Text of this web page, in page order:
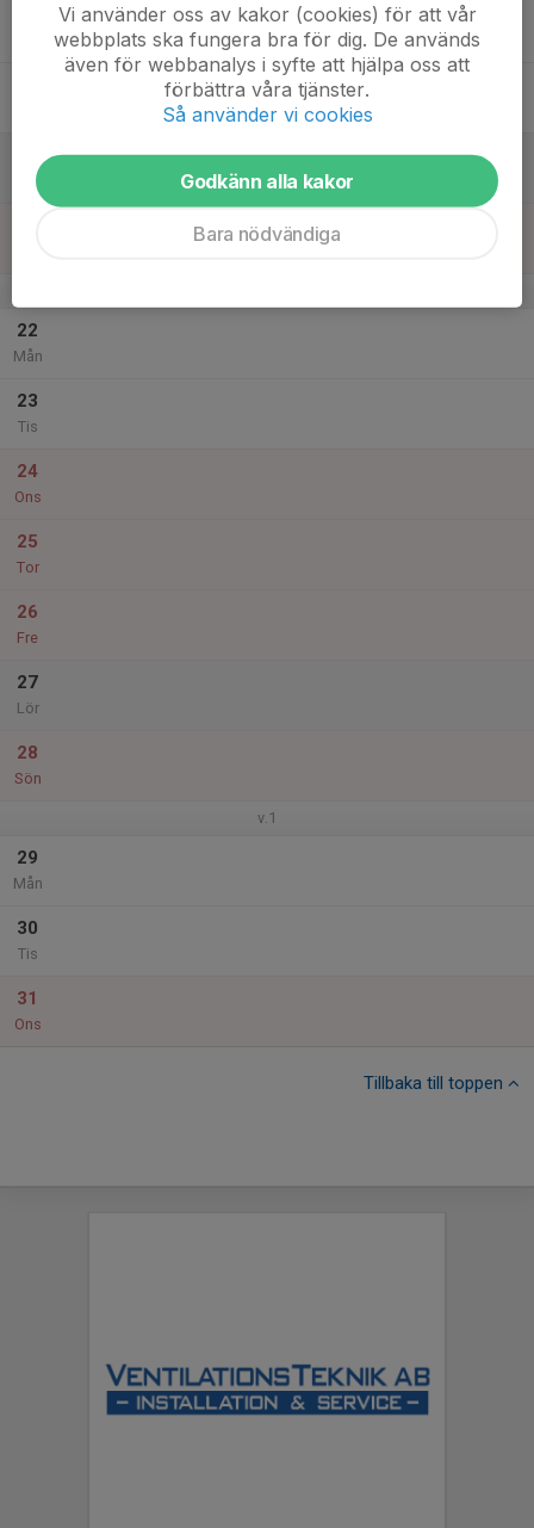
Ambitionspass 2015-2012
Konstgräset Tallboda
Lör
22
Mån
23
Tis
24
Ons
25
Tor
26
Fre
27
Lör
28
Sön
v.1
29
Mån
30
Tis
31
Ons
Tillbaka till toppen
Vi använder oss av kakor (cookies) för att vår
webbplats ska fungera bra för dig. De används
även för webbanalys i syfte att hjälpa oss att
förbättra våra tjänster.
Så använder vi cookies
Godkänn alla kakor
Bara nödvändiga